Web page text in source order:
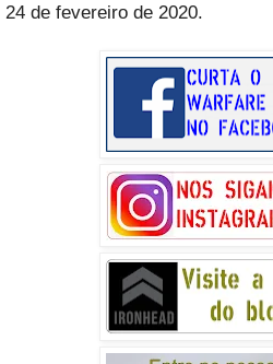
24 de fevereiro de 2020.